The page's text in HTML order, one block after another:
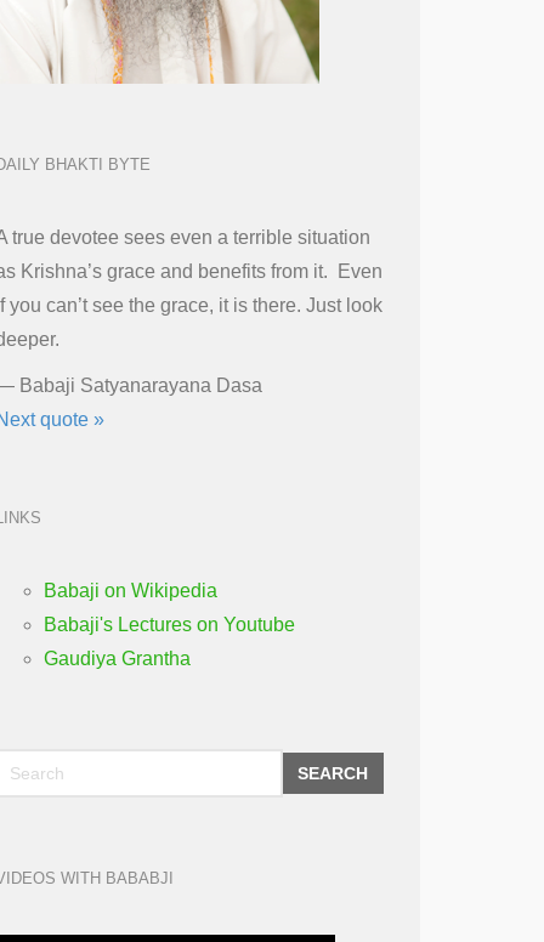
BHAKTI BYTE
true devotee sees even a terrible situation
Krishna’s grace and benefits from it. Even
you can’t see the grace, it is there. Just look
Babaji Satyanarayana Dasa
quote »
Babaji on Wikipedia
Babaji's Lectures on Youtube
Gaudiya Grantha
SEARCH
WITH BABABJI